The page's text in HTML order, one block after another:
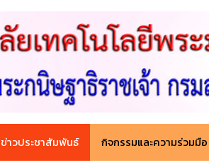
ข่าวประชาสัมพันธ์ กิจกรรมและความร่วมมือ